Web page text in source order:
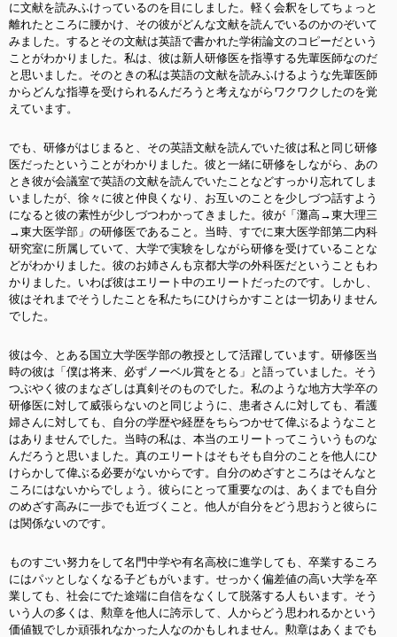
に文献を読みふけっているのを目にしました。軽く会釈をしてちょっと
離れたところに腰かけ、その彼がどんな文献を読んでいるのかのぞいて
みました。するとその文献は英語で書かれた学術論文のコピーだという
ことがわかりました。私は、彼は新人研修医を指導する先輩医師なのだ
と思いました。そのときの私は英語の文献を読みふけるような先輩医師
からどんな指導を受けられるんだろうと考えながらワクワクしたのを覚
えています。
でも、研修がはじまると、その英語文献を読んでいた彼は私と同じ研修
医だったということがわかりました。彼と一緒に研修をしながら、あの
とき彼が会議室で英語の文献を読んでいたことなどすっかり忘れてしま
いましたが、徐々に彼と仲良くなり、お互いのことを少しづつ話すよう
になると彼の素性が少しづつわかってきました。彼が「灘高→東大理三
→東大医学部」の研修医であること。当時、すでに東大医学部第二内科
研究室に所属していて、大学で実験をしながら研修を受けていることな
どがわかりました。彼のお姉さんも京都大学の外科医だということもわ
かりました。いわば彼はエリート中のエリートだったのです。しかし、
彼はそれまでそうしたことを私たちにひけらかすことは一切ありません
でした。
彼は今、とある国立大学医学部の教授として活躍しています。研修医当
時の彼は「僕は将来、必ずノーベル賞をとる」と語っていました。そう
つぶやく彼のまなざしは真剣そのものでした。私のような地方大学卒の
研修医に対して威張らないのと同じように、患者さんに対しても、看護
婦さんに対しても、自分の学歴や経歴をちらつかせて偉ぶるようなこと
はありませんでした。当時の私は、本当のエリートってこういうものな
んだろうと思いました。真のエリートはそもそも自分のことを他人にひ
けらかして偉ぶる必要がないからです。自分のめざすところはそんなと
ころにはないからでしょう。彼らにとって重要なのは、あくまでも自分
のめざす高みに一歩でも近づくこと。他人が自分をどう思おうと彼らに
は関係ないのです。
ものすごい努力をして名門中学や有名高校に進学しても、卒業するころ
にはパッとしなくなる子どもがいます。せっかく偏差値の高い大学を卒
業しても、社会にでた途端に自信をなくして脱落する人もいます。そう
いう人の多くは、勲章を他人に誇示して、人からどう思われるかという
価値観でしか頑張れなかった人なのかもしれません。勲章はあくまでも